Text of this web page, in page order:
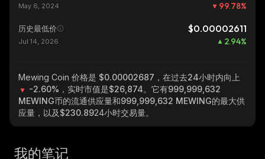
May 6, 2024 99.78%
历史最低价 $0.00002611
Jul 14, 2026 2.94%
Mewing Coin 价格是 $0.00002687，在过去24小时内向上
-2.60% ，实时市值是$26,874。它有999,999,632
MEWING币的流通供应量和999,999,632 MEWING的最大供
应量，以及$230.8924小时交易量。
我的笔记